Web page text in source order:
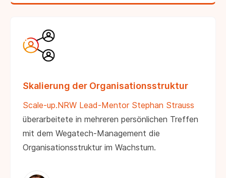
Skalierung der Organisationsstruktur
Scale-up.NRW Lead-Mentor Stephan Strauss
überarbeitete in mehreren persönlichen Treffen
mit dem Wegatech-Management die
Organisationsstruktur im Wachstum.